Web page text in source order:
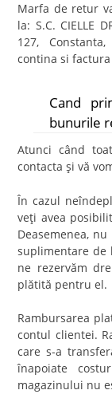
Marfa de retur
la: S.C. CIELLE
127,
contina si
Cand
bunurile
Atunci când
contacta şi vă
În cazul
veţi avea
Deasemenea,
suplimentare de
ne rezervăm
plătită pentru el.
Rambursarea
contul clientei.
care s-a
înapoiate
magazinului nu